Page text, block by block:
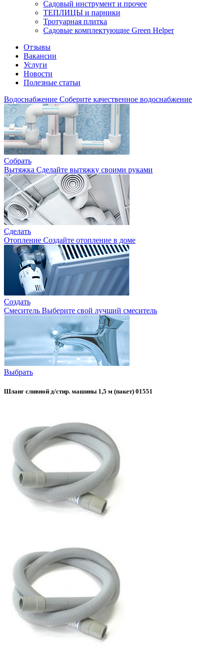
Садовый инструмент и прочее
ТЕПЛИЦЫ и парники
Тротуарная плитка
Садовые комплектующие Green Helper
Отзывы
Вакансии
Услуги
Новости
Полезные статьи
Водоснабжение Соберите качественное водоснабжение
Собрать
Вытяжка Сделайте вытяжку своими руками
Сделать
Отопление Создайте отопление в доме
Создать
Смеситель Выберите свой лучший смеситель
Выбрать
Шланг сливной д/стир. машины 1,5 м (пакет) 01551